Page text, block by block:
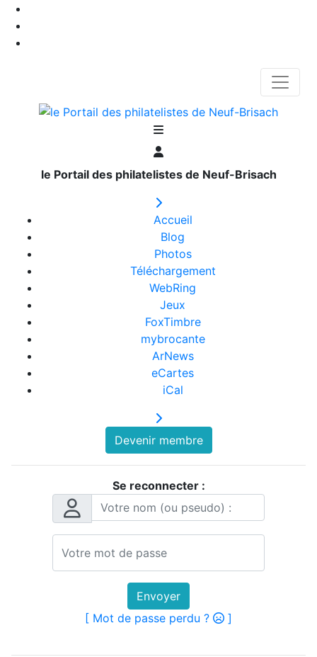
le Portail des philatelistes de Neuf-Brisach
Accueil
Blog
Photos
Téléchargement
WebRing
Jeux
FoxTimbre
mybrocante
ArNews
eCartes
iCal
Devenir membre
Se reconnecter :
Envoyer
[ Mot de passe perdu ?
]